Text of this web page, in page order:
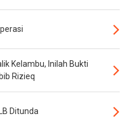
Kelambu, Inilah Bukti
Rizieq
Ditunda